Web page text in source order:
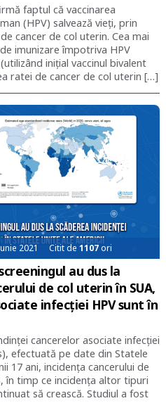
faptul că vaccinarea
(HPV) salvează vieți, prin
cancer de col uterin. Cea mai
imunizare împotriva HPV
inițial vaccinul bivalent
ratei de cancer de col uterin […]
2021 Citit de1107ori
au dus la
de col uterin în SUA,
infecției HPV sunt în
cancerelor asociate infecției
efectuată pe date din Statele
17 ani, incidența cancerului de
în timp ce incidența altor tipuri
să crească. Studiul a fost